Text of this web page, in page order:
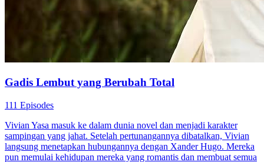
Gadis Lembut yang Berubah Total
111 Episodes
Vivian Yasa masuk ke dalam dunia novel dan menjadi karakter
sampingan yang jahat. Setelah pertunangannya dibatalkan, Vivian
langsung menetapkan hubungannya dengan Xander Hugo. Mereka
pun memulai kehidupan mereka yang romantis dan membuat semua